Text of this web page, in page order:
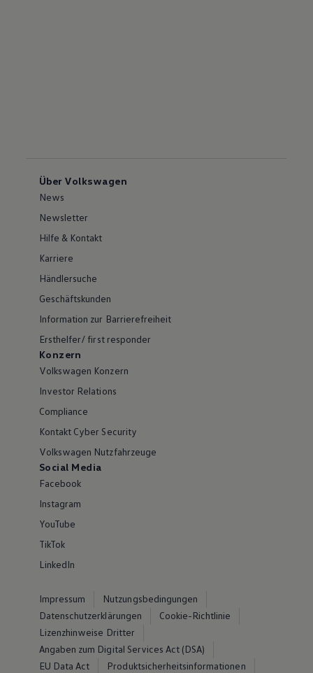
Über Volkswagen
News
Newsletter
Hilfe & Kontakt
Karriere
Händlersuche
Geschäftskunden
Information zur Barrierefreiheit
Ersthelfer/ first responder
Konzern
Volkswagen Konzern
Investor Relations
Compliance
Kontakt Cyber Security
Volkswagen Nutzfahrzeuge
Social Media
Facebook
Instagram
YouTube
TikTok
LinkedIn
Impressum
Nutzungsbedingungen
Datenschutzerklärungen
Cookie-Richtlinie
Lizenzhinweise Dritter
Angaben zum Digital Services Act (DSA)
EU Data Act
Produktsicherheitsinformationen